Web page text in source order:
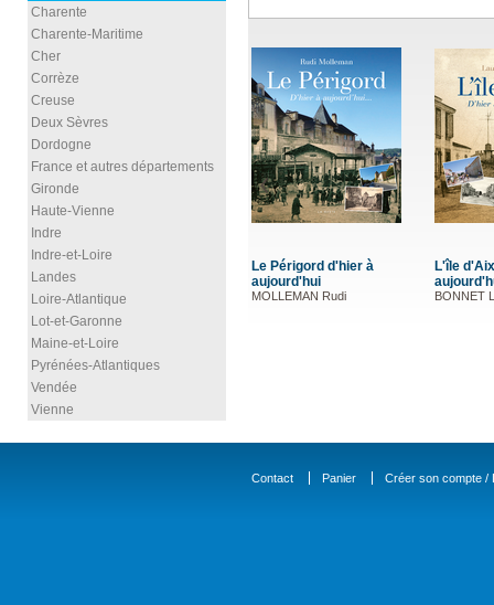
Charente
Charente-Maritime
Cher
Corrèze
Creuse
Deux Sèvres
Dordogne
France et autres départements
Gironde
Haute-Vienne
Indre
Indre-et-Loire
Landes
Loire-Atlantique
Lot-et-Garonne
Maine-et-Loire
Pyrénées-Atlantiques
Vendée
Vienne
aujourd'hui
MOLLEMAN Rudi
L'île d'Aix, d'hier à
aujourd'hui
BONNET Laurent
L'île de
BONNET
Contact Panier Créer son compte /